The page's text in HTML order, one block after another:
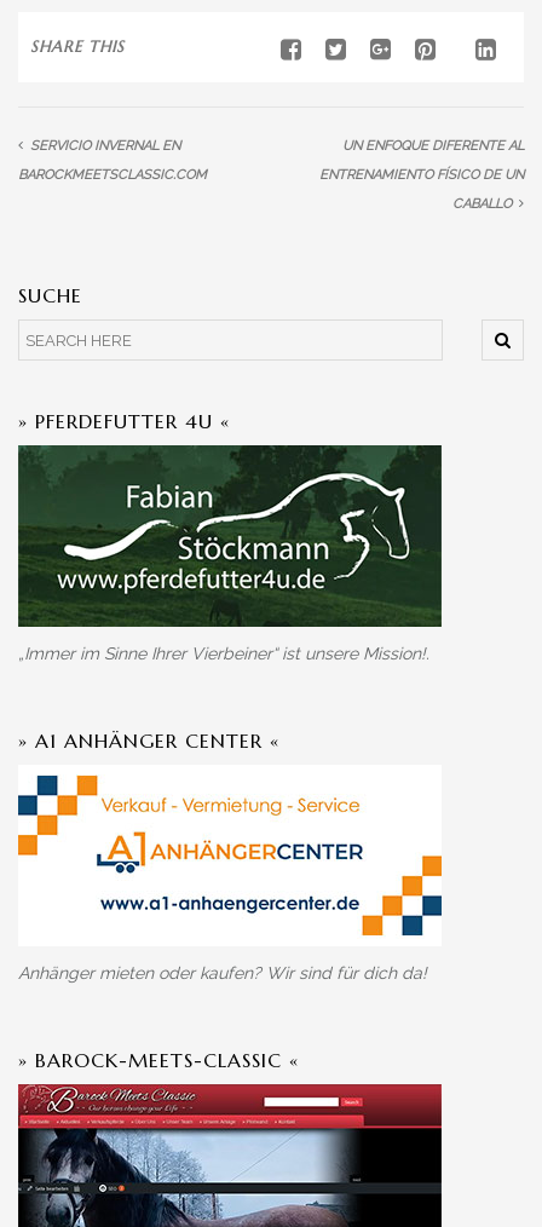
SHARE THIS
SERVICIO INVERNAL EN
BAROCKMEETSCLASSIC.COM
UN ENFOQUE DIFERENTE AL
ENTRENAMIENTO FÍSICO DE UN
CABALLO
SUCHE
» PFERDEFUTTER 4U «
„Immer im Sinne Ihrer Vierbeiner“ ist unsere Mission!.
» A1 ANHÄNGER CENTER «
Anhänger mieten oder kaufen? Wir sind für dich da!
» BAROCK-MEETS-CLASSIC «